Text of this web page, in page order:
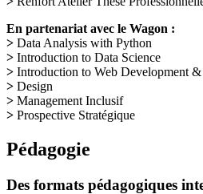
En partenariat avec le Wagon :
> Data Analysis with Python
> Introduction to Data Science
> Introduction to Web Development
> Design
> Management Inclusif
> Prospective Stratégique
Pédagogie
Des formats pédagogiques